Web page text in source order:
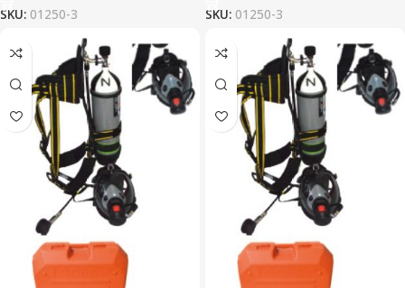
SKU: 01250-3
SKU: 01250-3